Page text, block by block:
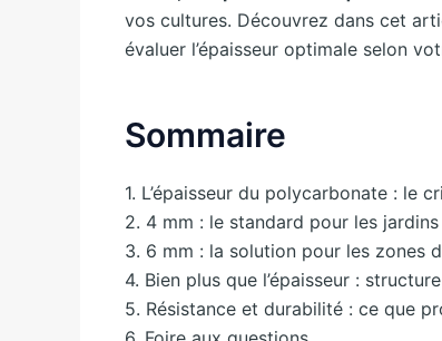
vos cultures. Découvrez dans cet
évaluer l’épaisseur optimale selon
Sommaire
1. L’épaisseur du polycarbonate : le
2. 4 mm : le standard pour les
3. 6 mm : la solution pour les zones
4. Bien plus que l’épaisseur :
5. Résistance et durabilité : ce que